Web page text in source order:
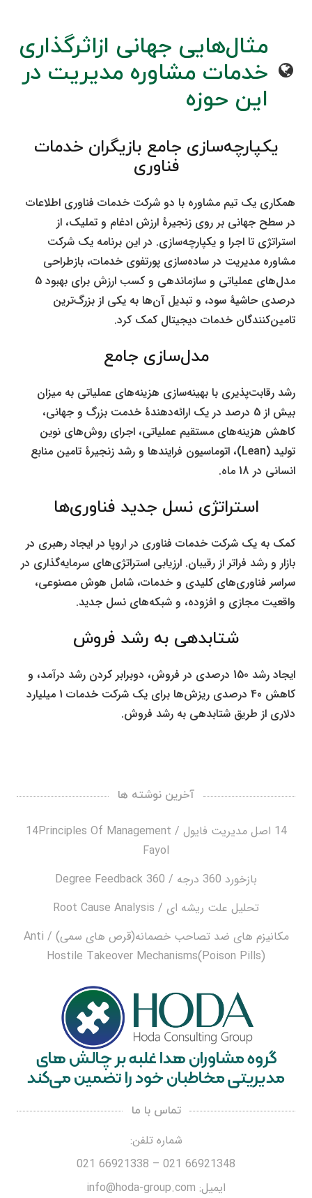
مثال‌هایی جهانی ازاثرگذاری
خدمات مشاوره مدیریت در
این حوزه
یکپارچه‌سازی جامع بازیگران خدمات
فناوری
همکاری یک تیم مشاوره با دو شرکت خدمات فناوری اطلاعات
در سطح جهانی بر روی زنجیرۀ ارزش ادغام و تملیک، از
استراتژی تا اجرا و یکپارچه‌سازی. در این برنامه یک شرکت
مشاوره مدیریت در ساده‌سازی پورتفوی خدمات، بازطراحی
مدل‌های عملیاتی و سازماندهی و کسب ارزش برای بهبود 5
درصدی حاشیۀ سود، و تبدیل آن‌ها به یکی از بزرگ‌ترین
تامین‌کنندگان خدمات دیجیتال کمک کرد.
مدل‌سازی جامع
رشد رقابت‌پذیری با بهینه‌سازی هزینه‌های عملیاتی به میزان
بیش از 5 درصد در یک ارائه‌دهندۀ خدمت بزرگ و جهانی،
کاهش هزینه‌های مستقیم عملیاتی، اجرای روش‌های نوین
تولید (Lean)، اتوماسیون فرایند‌ها و رشد زنجیرۀ تامین منابع
انسانی در 18 ماه.
استراتژی نسل جدید فناوری‌ها
کمک به یک شرکت خدمات فناوری در اروپا در ایجاد رهبری در
بازار و رشد فراتر از رقیبان. ارزیابی استراتژی‌های سرمایه‌گذاری در
سراسر فناوری‌های کلیدی و خدمات، شامل هوش مصنوعی،
واقعیت مجازی و افزوده، و شبکه‌های نسل جدید.
شتابدهی به رشد فروش
ایجاد رشد 150 درصدی در فروش، دوبرابر کردن رشد درآمد، و
کاهش 40 درصدی ریزش‌ها برای یک شرکت خدمات 1 میلیارد
دلاری از طریق شتابدهی به رشد فروش.
آخرین نوشته ها
14 اصل مدیریت فایول / 14Principles Of Management
Fayol
بازخورد 360 درجه / 360 Degree Feedback
تحلیل علت ریشه ای / Root Cause Analysis
مکانیزم های ضد تصاحب خصمانه(قرص های سمی) / Anti
Hostile Takeover Mechanisms(Poison Pills)
گروه مشاوران هدا غلبه بر چالش های
مدیریتی مخاطبان خود را تضمین می‌کند
تماس با ما
شماره تلفن:
66921348 021 – 66921338 021
ایمیل: info@hoda-group.com